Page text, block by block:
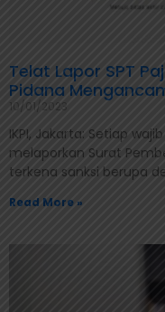
Telat Lapor SPT
Pidana
10/01/2023
IKPI, Jakarta: Setiap
melaporkan Surat
terkena sanksi berupa
Read More »